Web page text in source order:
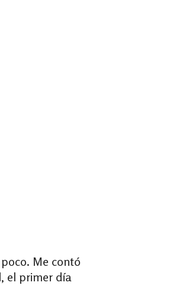
Me contó
el primer día